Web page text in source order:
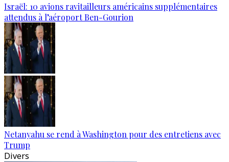
Israël: 10 avions ravitailleurs américains supplémentaires
attendus à l’aéroport Ben-Gourion
Netanyahu se rend à Washington pour des entretiens avec
Trump
Divers